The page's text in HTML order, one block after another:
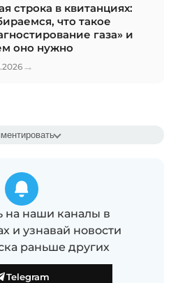
строка в квитанциях:
что такое
газа» и
оно нужно
→
наши каналы в
и узнавай новости
раньше других
Telegram